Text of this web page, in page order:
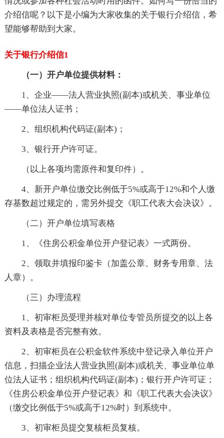
介绍信呢？以下是小编为大家收集的关于银行介绍信，希
望能够帮助到大家。
关于银行介绍信1
（一）开户单位提供材料：
1、企业——法人营业执照(副本)或机关、事业单位
——单位法人证书；
2、组织机构代码证(副本)；
3、银行开户许可证。
（以上各项均需原件和复印件）。
4、新开户单位缴交比例低于5%或高于12%和个人缴
存基数超过规定的，需另外提交《职工代表大会决议》。
（二）开户单位填写表格
1、《住房公积金单位开户登记表》一式两份。
2、领取并填报印鉴卡（加盖公章、财务专用章、法
人章）。
（三）办理流程
1、初审柜员受理并核对单位专管员所提交的以上各
资料及表格是否完整有效。
2、初审柜员在公积金软件系统中登记录入单位开户
信息，扫描企业法人营业执照(副本)或机关、事业单位单
位法人证书；组织机构代码证(副本)；银行开户许可证；
《住房公积金单位开户登记表》和《职工代表大会决议》
（缴交比例低于5%或高于12%时）到系统中。
3、初审柜员提交复核柜员复核。